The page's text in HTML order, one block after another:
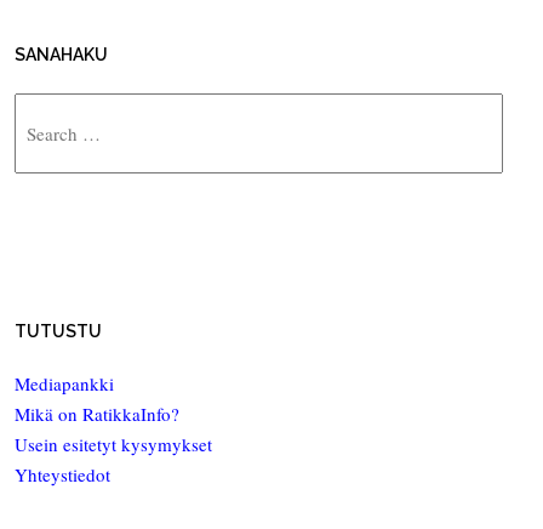
SANAHAKU
TUTUSTU
Mediapankki
Mikä on RatikkaInfo?
Usein esitetyt kysymykset
Yhteystiedot